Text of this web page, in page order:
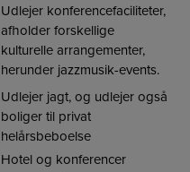
Udlejer konferencefaciliteter,
afholder forskellige
kulturelle arrangementer,
herunder jazzmusik-events.
Udlejer jagt, og udlejer også
boliger til privat
helårsbeboelse
Hotel og konferencer